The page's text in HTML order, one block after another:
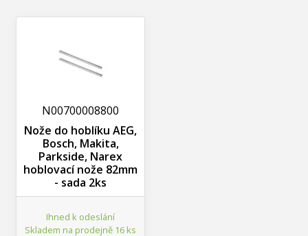
N00700008800
Nože do hoblíku AEG,
Bosch, Makita,
Parkside, Narex
hoblovací nože 82mm
- sada 2ks
Ihned k odeslání
Skladem na prodejně 16 ks